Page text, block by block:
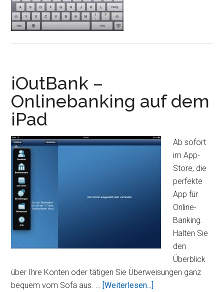
iOutBank –
Onlinebanking auf dem
iPad
Ab sofort
im App-
Store, die
perfekte
App für
Online-
Banking.
Halten Sie
den
Überblick
über Ihre Konten oder tätigen Sie Überweisungen ganz
bequem vom Sofa aus. … [Weiterlesen...]